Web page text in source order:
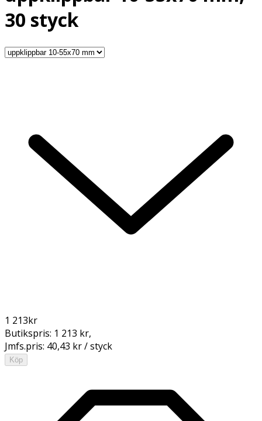
30 styck
1 213kr
Butikspris: 1 213 kr,
Jmfs.pris: 40,43 kr / styck
Köp